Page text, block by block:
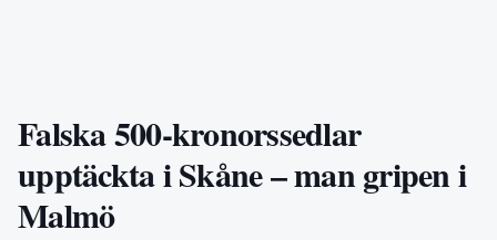
Falska 500-kronorssedlar
upptäckta i Skåne – man gripen i
Malmö